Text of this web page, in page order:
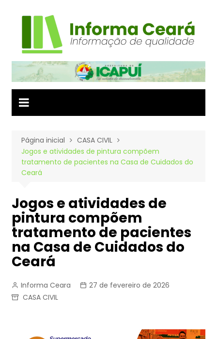
Página inicial
CASA CIVIL
Jogos e atividades de pintura compõem
tratamento de pacientes na Casa de Cuidados do
Ceará
Jogos e atividades de
pintura compõem
tratamento de pacientes
na Casa de Cuidados do
Ceará
Informa Ceara
27 de fevereiro de 2026
CASA CIVIL